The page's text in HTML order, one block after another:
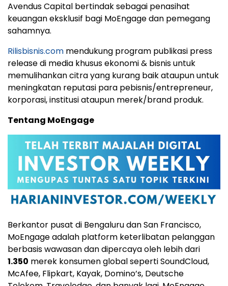
Avendus Capital bertindak sebagai penasihat
keuangan eksklusif bagi MoEngage dan pemegang
sahamnya.
Rilisbisnis.com mendukung program publikasi press
release di media khusus ekonomi & bisnis untuk
memulihankan citra yang kurang baik ataupun untuk
meningkatan reputasi para pebisnis/entrepreneur,
korporasi, institusi ataupun merek/brand produk.
Tentang MoEngage
Berkantor pusat di Bengaluru danSan Francisco,
MoEngage adalah platform keterlibatan pelanggan
berbasis wawasan dan dipercaya oleh lebih dari
1.350 merek konsumen global seperti SoundCloud,
McAfee, Flipkart, Kayak, Domino’s, Deutsche